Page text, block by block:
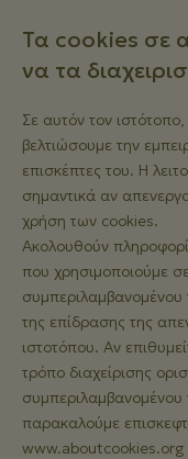
Τα cookies σε
να τα
Σε αυτόν τον
βελτιώσουμε την
επισκέπτες του. Η
σημαντικά αν
χρήση των cookies.
Ακολουθούν
που χρησιμοποιούμε
της επίδρασης της
ιστοτόπου. Αν
τρόπο διαχείρισης
παρακαλούμε
www.aboutcookies.org